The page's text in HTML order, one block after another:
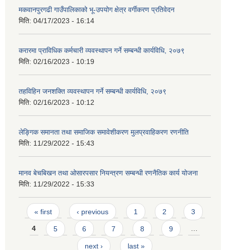
मकवानपुरगढी गाउँपालिकाको भू-उपयोग क्षेत्र वर्गीकरण प्रतिवेदन
मिति: 04/17/2023 - 16:14
करारमा प्राविधिक कर्मचारी व्यवस्थापन गर्ने सम्बन्धी कार्यविधि, २०७९
मिति: 02/16/2023 - 10:19
तहविहिन जनशक्ति व्यवस्थापन गर्ने सम्बन्धी कार्यविधि, २०७९
मिति: 02/16/2023 - 10:12
लेङ्गिक समानता तथा समाजिक समावेशीकरण मुलप्रवाहिकरण रणनीति
मिति: 11/29/2022 - 15:43
मानव बेचबिखन तथा ओसारपसार नियन्त्रण सम्बन्धी रणनैतिक कार्य योजना
मिति: 11/29/2022 - 15:33
Pages
« first ‹ previous 1 2 3
4 5 6 7 8 9 …
next › last »